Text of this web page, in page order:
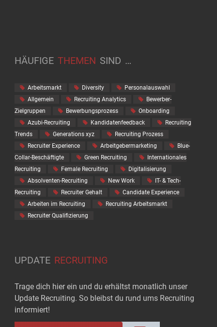
HÄUFIGE THEMEN SIND …
Arbeitsmarkt Diversity
Personalauswahl
Allgemein
Recruiting Analytics
Bewerber-
Zielgruppen
Bewerbungsprozess
Onboarding
Azubi-Recruiting
Kandidatenfeedback
Recruiting
Trends
Generations xyz
Recruiting Prozess
Recruiter Experience
Arbeitgebermarketing
Blue-
Collar-Beschäftigte
Green Recruiting
Internationales
Recruiting
Female Recruiting
Digitalisierung
Absolventen-Recruiting
New Work
IT- & Tech-
Recruiting
Recruiter Gehalt
Candidate Experience
Arbeiten im Recruiting
Recruiting Arbeitsmarkt
Recruiter Qualifizierung
UPDATE RECRUITING
Trage dich hier ein und du erhältst monatlich unser
Update Recruiting. So bleibst du rund ums Recruiting
informiert!